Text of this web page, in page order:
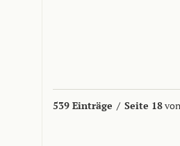
539 Einträge / Seite 18